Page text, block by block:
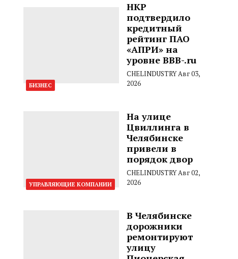
БИЗНЕС
НКР
подтвердило
кредитный
рейтинг ПАО
«АПРИ» на
уровне BBB-.ru
CHELINDUSTRYАвг 03,
2026
УПРАВЛЯЮЩИЕ КОМПАНИИ
На улице
Цвиллинга в
Челябинске
привели в
порядок двор
CHELINDUSTRYАвг 02,
2026
В Челябинске
дорожники
ремонтируют
улицу